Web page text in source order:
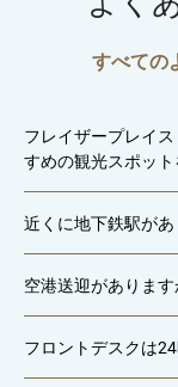
すべての
フレイザープレイ
すめの観光スポット
近くに地下鉄駅があ
空港送迎があります
フロントデスクは